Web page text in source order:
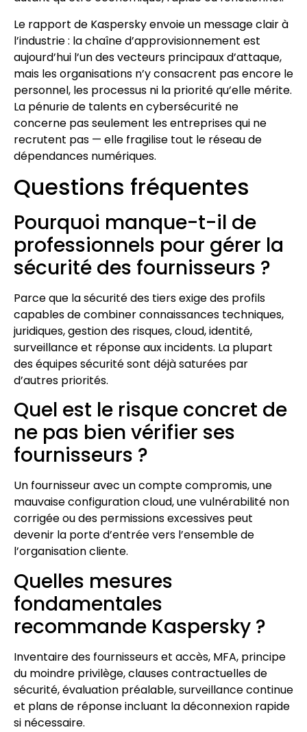
Le rapport de Kaspersky envoie un message clair à
l’industrie : la chaîne d’approvisionnement est
aujourd’hui l’un des vecteurs principaux d’attaque,
mais les organisations n’y consacrent pas encore le
personnel, les processus ni la priorité qu’elle mérite.
La pénurie de talents en cybersécurité ne
concerne pas seulement les entreprises qui ne
recrutent pas — elle fragilise tout le réseau de
dépendances numériques.
Questions fréquentes
Pourquoi manque-t-il de
professionnels pour gérer la
sécurité des fournisseurs ?
Parce que la sécurité des tiers exige des profils
capables de combiner connaissances techniques,
juridiques, gestion des risques, cloud, identité,
surveillance et réponse aux incidents. La plupart
des équipes sécurité sont déjà saturées par
d’autres priorités.
Quel est le risque concret de
ne pas bien vérifier ses
fournisseurs ?
Un fournisseur avec un compte compromis, une
mauvaise configuration cloud, une vulnérabilité non
corrigée ou des permissions excessives peut
devenir la porte d’entrée vers l’ensemble de
l’organisation cliente.
Quelles mesures
fondamentales
recommande Kaspersky ?
Inventaire des fournisseurs et accès, MFA, principe
du moindre privilège, clauses contractuelles de
sécurité, évaluation préalable, surveillance continue
et plans de réponse incluant la déconnexion rapide
si nécessaire.